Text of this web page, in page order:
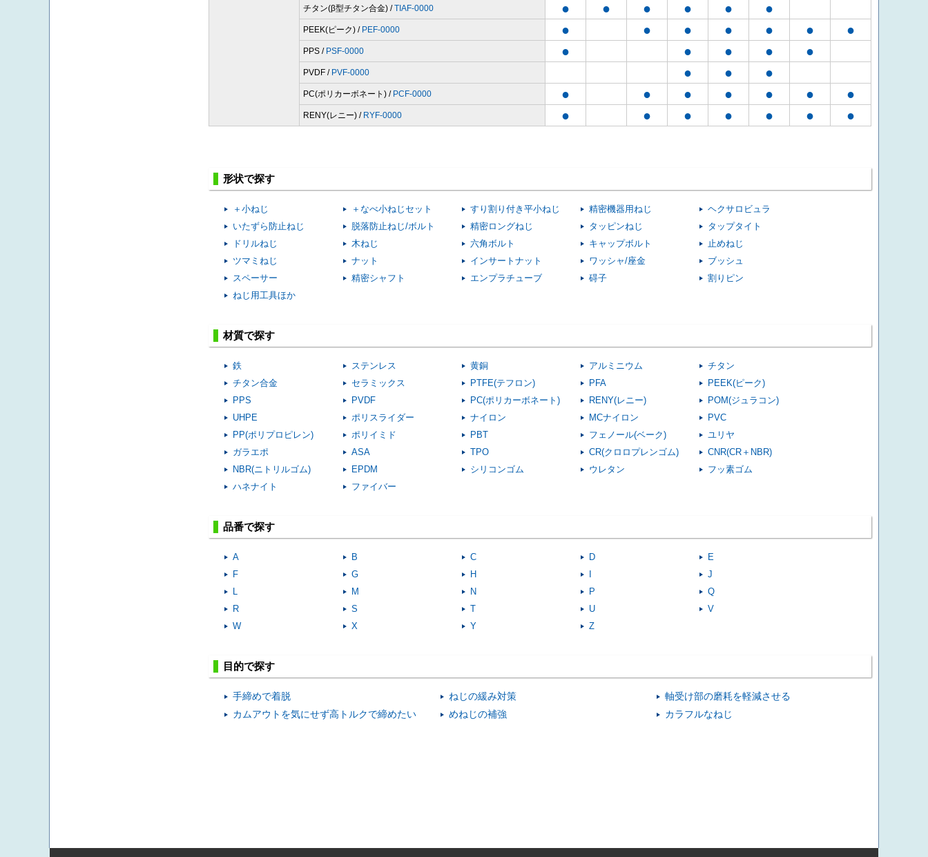
チタン(β型チタン合金) /TIAF-0000 ● ● ● ● ● ●
PEEK(ピーク) / PEF-0000 ● ● ● ● ● ● ●
PPS / PSF-0000 ● ● ● ● ●
PVDF / PVF-0000 ● ● ●
PC(ポリカーボネート) / PCF-0000 ● ● ● ● ● ● ●
RENY(レニー) / RYF-0000 ● ● ● ● ● ● ●
形状で探す
＋小ねじ ＋なべ小ねじセット すり割り付き平小ねじ 精密機器用ねじ
ヘクサロビュラ
いたずら防止ねじ
脱落防止ねじ/ボルト 精密ロングねじ タッピンねじ
タップタイト
ドリルねじ
木ねじ 六角ボルト キャップボルト
止めねじ
ツマミねじ
ナット インサートナット ワッシャ/座金
ブッシュ
スペーサー
精密シャフト エンプラチューブ 碍子
割りピン
ねじ用工具ほか
材質で探す
鉄 ステンレス 黄銅 アルミニウム
チタン
チタン合金
セラミックス PTFE(テフロン) PFA
PEEK(ピーク)
PPS
PVDF PC(ポリカーボネート) RENY(レニー)
POM(ジュラコン)
UHPE
ポリスライダー ナイロン MCナイロン
PVC
PP(ポリプロピレン)
ポリイミド PBT フェノール(ベーク)
ユリヤ
ガラエポ
ASA TPO CR(クロロプレンゴム)
CNR(CR＋NBR)
NBR(ニトリルゴム)
EPDM シリコンゴム ウレタン
フッ素ゴム
ハネナイト
ファイバー
品番で探す
A B C D
E
F
G H
J
L
M N P
Q
R
S T U
V
W
X Y Z
目的で探す
手締めで着脱 ねじの緩み対策
軸受け部の磨耗を軽減させる
カムアウトを気にせず高トルクで締めたい
めねじの補強 カラフルなねじ